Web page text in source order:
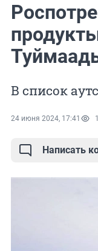
В список
24 июня 2024, 17:41
Написать